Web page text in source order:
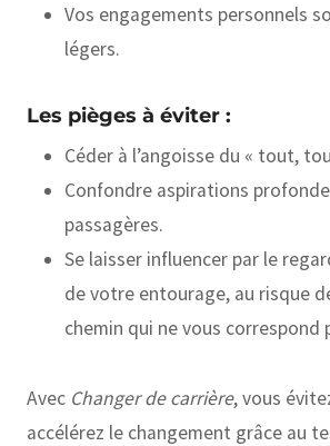
Vos engagements personnels
légers.
Les pièges à éviter :
Céder à l’angoisse du « tout,
Confondre aspirations
passagères.
Se laisser influencer par le
de votre entourage, au risque
chemin qui ne vous correspond
Avec Changer de carrière, vous
accélérez le changement grâce au